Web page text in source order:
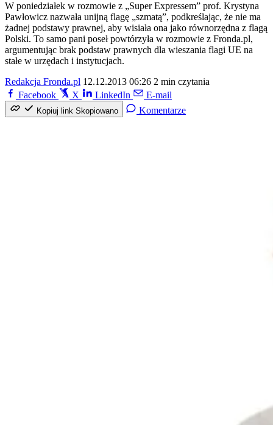
W poniedziałek w rozmowie z „Super Expressem” prof. Krystyna
Pawłowicz nazwała unijną flagę „szmatą”, podkreślając, że nie ma
żadnej podstawy prawnej, aby wisiała ona jako równorzędna z flagą
Polski. To samo pani poseł powtórzyła w rozmowie z Fronda.pl,
argumentując brak podstaw prawnych dla wieszania flagi UE na
stałe w urzędach i instytucjach.
Redakcja Fronda.pl 12.12.2013 06:26 2 min czytania
Facebook
X LinkedIn E-mail
Kopiuj link Skopiowano Komentarze